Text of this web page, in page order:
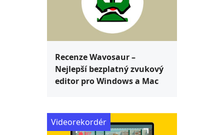
Recenze Wavosaur –
Nejlepší bezplatný zvukový
editor pro Windows a Mac
Videorekordér